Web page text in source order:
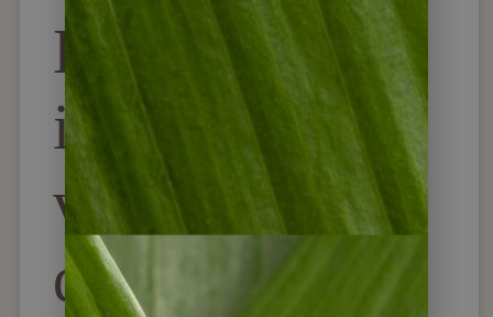
Lateinamerika
im Herbst –
vier Länder,
die sich